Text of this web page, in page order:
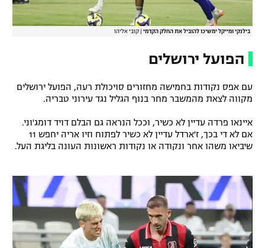
בילנקי ומייקל ימשיכו להוביל את החלק הקדמי קובי אליהו
הפועל ירושלים
עם אפס נקודות בחמישה מחזורים סויכולת רעה, הפועל ירושלים
מקווה לצאת מהמשבר מחר בנוף הגליל נגד עירוני טבריה.
איינאו פרדה עדיין לא כשיר, וככל הנראה גם הבלם דויד דומג'וני.
אם לא די בכך, ז'ארדל עדיין לא כשיר לפתוח וזיו אריה יחפש 11
שיביאו משהו אחר ונקודה או נקודות ראשונות העונה בליגת העל.